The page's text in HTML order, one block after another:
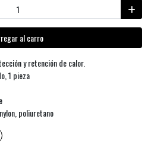
al carro
y retención de calor.
1 pieza
poliuretano